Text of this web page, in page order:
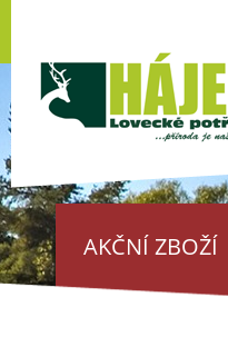
AKČNÍ ZBOŽÍ